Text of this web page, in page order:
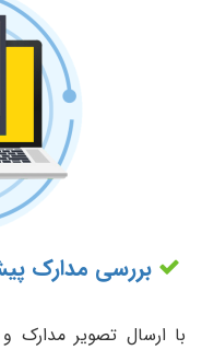
بررسی مدارک
با ارسال تصویر مدارک